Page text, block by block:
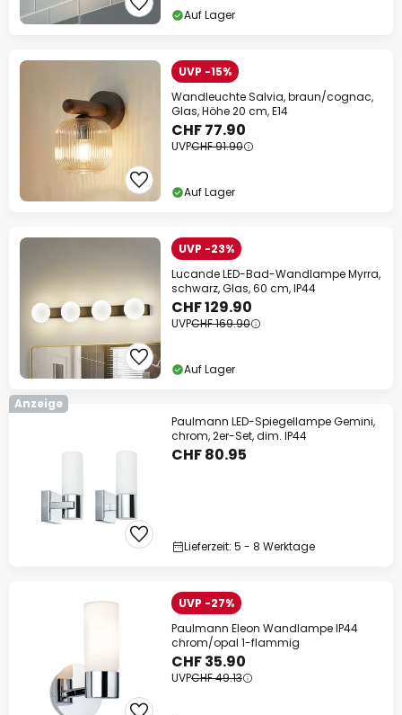
Auf Lager
UVP -15%
Wandleuchte Salvia, braun/cognac,
Glas, Höhe 20 cm, E14
CHF 77.90
UVPCHF 91.90
Auf Lager
UVP -23%
Lucande LED-Bad-Wandlampe Myrra,
schwarz, Glas, 60 cm, IP44
CHF 129.90
UVPCHF 169.90
Auf Lager
Anzeige
Paulmann LED-Spiegellampe Gemini,
chrom, 2er-Set, dim. IP44
CHF 80.95
Lieferzeit: 5 - 8 Werktage
UVP -27%
Paulmann Eleon Wandlampe IP44
chrom/opal 1-flammig
CHF 35.90
UVPCHF 49.13